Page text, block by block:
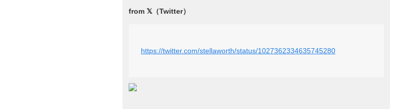
https://twitter.com/stellaworth/status/1027362334635745280